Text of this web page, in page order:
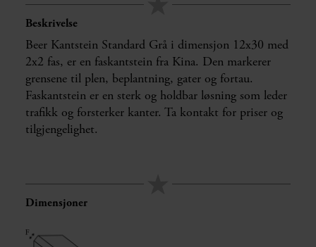
Beskrivelse
Beer Kantstein Standard Grå i dimensjon 12x30 med
2x2 fas, er en faskantstein fra Kina. Den markerer
grensene til plen, beplantning, gater og fortau.
Faskantstein er en sterk og holdbar løsning som leder
trafikk og forsterker kanter. Ta kontakt for priser og
tilgjengelighet.
Dimensjoner